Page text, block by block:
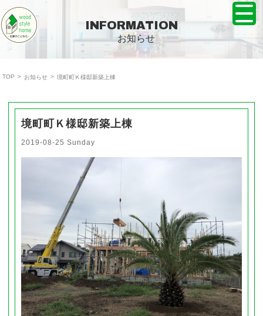
株式会社ウッドスタイルホーム TOPPAGE
INFORMATION
お知らせ
TOP > お知らせ > 境町町Ｋ様邸新築上棟
境町町Ｋ様邸新築上棟
2019-08-25 Sunday